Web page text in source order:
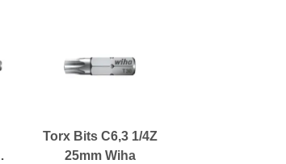
Torx Bits C6,3 1/4Z
25mm Wiha